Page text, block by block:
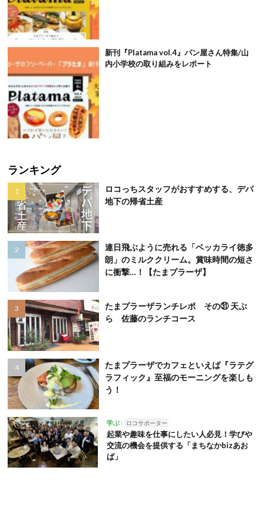
新刊『Platama vol.4』パン屋さん特集/山
内小学校の取り組みをレポート
ランキング
ロコっちスタッフがおすすめする、デパ
地下の帰省土産
連日飛ぶように売れる「ベッカライ徳多
朗」のミルククリーム。賞味時間の短さ
に衝撃…！【たまプラーザ】
たまプラーザランチレポ その㉛ 天ぷ
ら 佐藤のランチコース
たまプラーザでカフェといえば『ラテグ
ラフィック』至福のモーニングを楽しも
う！
学ぶ ロコサポーター
起業や趣味を仕事にしたい人必見！学びや
交流の機会を提供する「まちなかbizあお
ば」